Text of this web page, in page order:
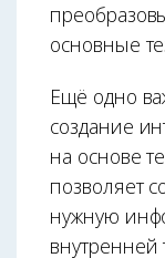
основные
Ещё одно
создание
на основе
позволяет
нужную
внутренней